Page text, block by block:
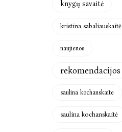
knygų savaitė
kristina sabaliauskaitė
naujienos
rekomendacijos
saulina kochanskaite
saulina kochanskaitė